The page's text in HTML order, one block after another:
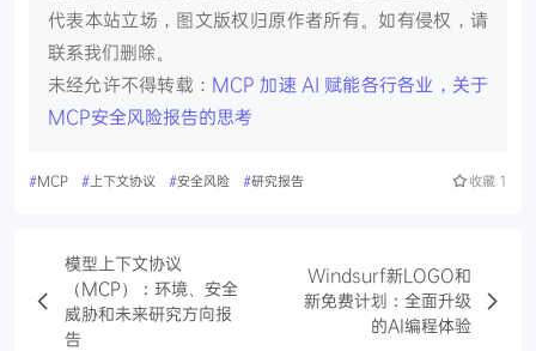
代表本站立场，图文版权归原作者所有。如有侵权，请
联系我们删除。
未经允许不得转载： MCP 加速 AI 赋能各行各业，关于
MCP安全风险报告的思考
#MCP # 上下文协议 #安全风险 #研究报告 收藏 1
模型上下文协议
（MCP）：环境、安全
威胁和未来研究方向报
告
Windsurf新LOGO和
新免费计划：全面升级
的AI编程体验